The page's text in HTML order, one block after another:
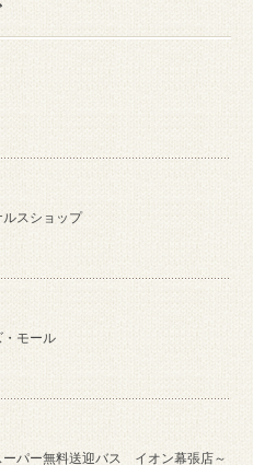
スショップ
・モール
ーパー無料送迎バス イオン幕張店～